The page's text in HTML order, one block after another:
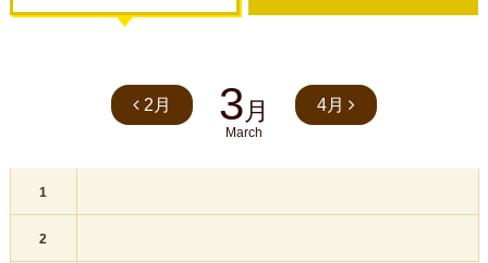
2月 3月
March
4月
1
2